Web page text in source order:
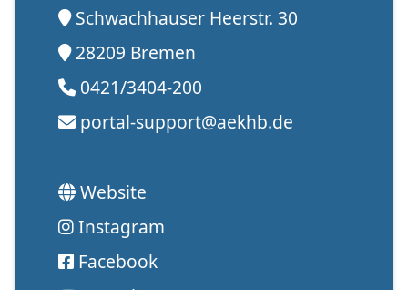
Schwachhauser Heerstr. 30
28209 Bremen
0421/3404-200
portal-support@aekhb.de
Website
Instagram
Facebook